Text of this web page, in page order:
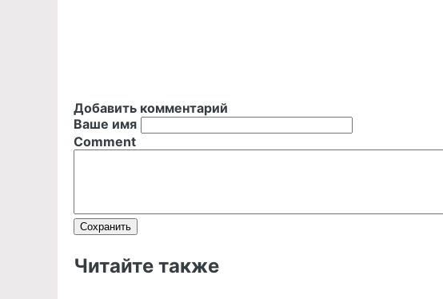
Добавить комментарий
Ваше имя
Comment
Читайте также